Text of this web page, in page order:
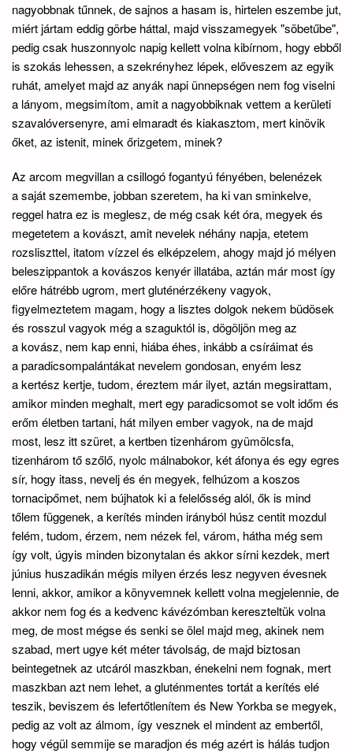
nagyobbnak tűnnek, de sajnos a hasam is, hirtelen eszembe jut,
miért jártam eddig görbe háttal, majd visszamegyek "söbetűbe",
pedig csak huszonnyolc napig kellett volna kibírnom, hogy ebből
is szokás lehessen, a szekrényhez lépek, előveszem az egyik
ruhát, amelyet majd az anyák napi ünnepségen nem fog viselni
a lányom, megsimítom, amit a nagyobbiknak vettem a kerületi
szavalóversenyre, ami elmaradt és kiakasztom, mert kinövik
őket, az istenit, minek őrizgetem, minek?
Az arcom megvillan a csillogó fogantyú fényében, belenézek
a saját szemembe, jobban szeretem, ha ki van sminkelve,
reggel hatra ez is meglesz, de még csak két óra, megyek és
megetetem a kovászt, amit nevelek néhány napja, etetem
rozsliszttel, itatom vízzel és elképzelem, ahogy majd jó mélyen
beleszippantok a kovászos kenyér illatába, aztán már most így
előre hátrébb ugrom, mert gluténérzékeny vagyok,
figyelmeztetem magam, hogy a lisztes dolgok nekem büdösek
és rosszul vagyok még a szaguktól is, dögöljön meg az
a kovász, nem kap enni, hiába éhes, inkább a csíráimat és
a paradicsompalántákat nevelem gondosan, enyém lesz
a kertész kertje, tudom, éreztem már ilyet, aztán megsirattam,
amikor minden meghalt, mert egy paradicsomot se volt időm és
erőm életben tartani, hát milyen ember vagyok, na de majd
most, lesz itt szüret, a kertben tizenhárom gyümölcsfa,
tizenhárom tő szőlő, nyolc málnabokor, két áfonya és egy egres
sír, hogy itass, nevelj és én megyek, felhúzom a koszos
tornacipőmet, nem bújhatok ki a felelősség alól, ők is mind
tőlem függenek, a kerítés minden irányból húsz centit mozdul
felém, tudom, érzem, nem nézek fel, várom, hátha még sem
így volt, úgyis minden bizonytalan és akkor sírni kezdek, mert
június huszadikán mégis milyen érzés lesz negyven évesnek
lenni, akkor, amikor a könyvemnek kellett volna megjelennie, de
akkor nem fog és a kedvenc kávézómban kereszteltük volna
meg, de most mégse és senki se ölel majd meg, akinek nem
szabad, mert ugye két méter távolság, de majd biztosan
beintegetnek az utcáról maszkban, énekelni nem fognak, mert
maszkban azt nem lehet, a gluténmentes tortát a kerítés elé
teszik, beviszem és lefertőtlenítem és New Yorkba se megyek,
pedig az volt az álmom, így vesznek el mindent az embertől,
hogy végül semmije se maradjon és még azért is hálás tudjon